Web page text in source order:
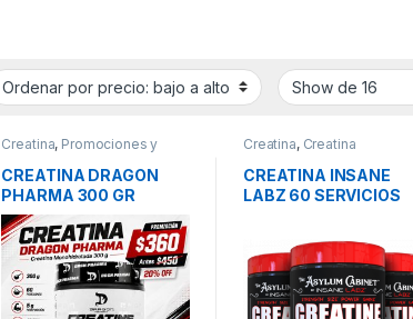
Creatina, Promociones y
CREATINA DRAGON
PHARMA 300 GR
Creatina, Creatina
CREATINA INSANE
LABZ 60 SERVICIOS